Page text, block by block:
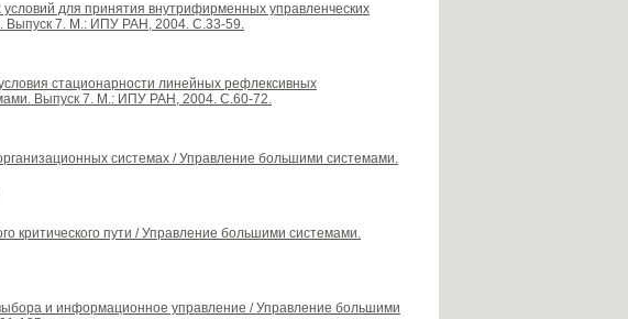
для принятия внутрифирменных управленческих
Выпуск 7. М.: ИПУ РАН, 2004. С.33-59.
стационарности линейных рефлексивных
Выпуск 7. М.: ИПУ РАН, 2004. С.60-72.
системах / Управление большими системами.
критического пути / Управление большими системами.
и информационное управление / Управление большими